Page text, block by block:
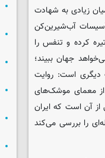
زیادی به شهادت
آب‌شیرین‌کن
کرده و تنفس را
جهان ببیند؛
دیگری است: روایت
از معمای موشک‌های
از آن است که ایران
را بررسی می‌کند